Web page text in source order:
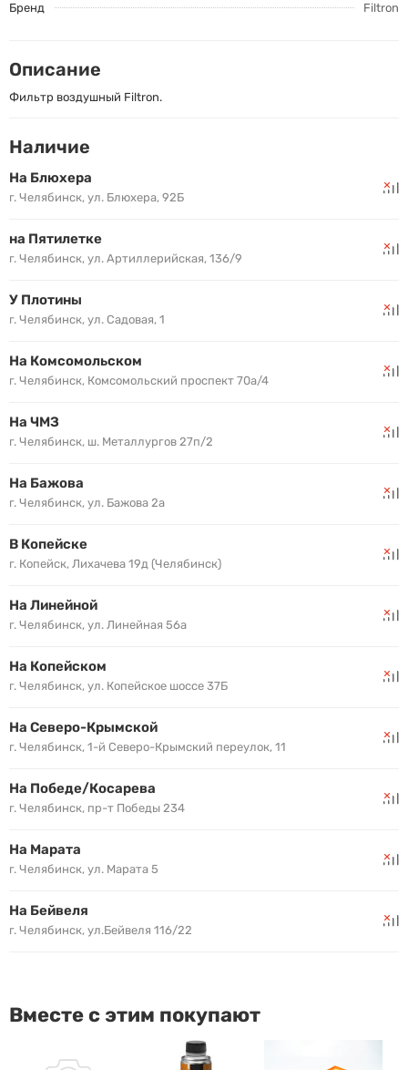
Бренд
Filtron
Описание
Фильтр воздушный Filtron.
Наличие
На Блюхера
г. Челябинск, ул. Блюхера, 92Б
на Пятилетке
г. Челябинск, ул. Артиллерийская, 136/9
У Плотины
г. Челябинск, ул. Садовая, 1
На Комсомольском
г. Челябинск, Комсомольский проспект 70а/4
На ЧМЗ
г. Челябинск, ш. Металлургов 27п/2
На Бажова
г. Челябинск, ул. Бажова 2а
В Копейске
г. Копейск, Лихачева 19д (Челябинск)
На Линейной
г. Челябинск, ул. Линейная 56а
На Копейском
г. Челябинск, ул. Копейское шоссе 37Б
На Северо-Крымской
г. Челябинск, 1-й Северо-Крымский переулок, 11
На Победе/Косарева
г. Челябинск, пр-т Победы 234
На Марата
г. Челябинск, ул. Марата 5
На Бейвеля
г. Челябинск, ул.Бейвеля 116/22
Вместе с этим покупают